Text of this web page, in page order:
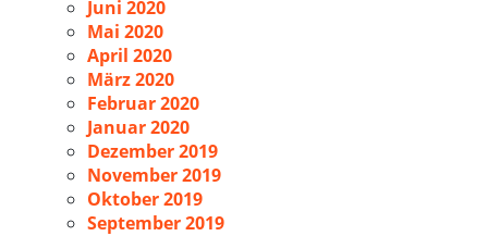
Juni 2020
Mai 2020
April 2020
März 2020
Februar 2020
Januar 2020
Dezember 2019
November 2019
Oktober 2019
September 2019